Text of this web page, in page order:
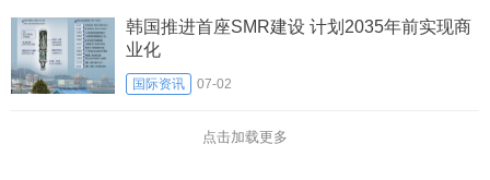
韩国推进首座SMR建设 计划2035年前实现商
业化
国际资讯 07-02
点击加载更多